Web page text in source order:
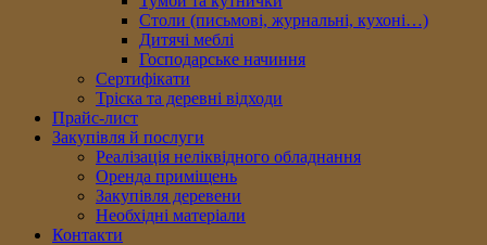
Столи (письмові, журнальні, кухоні…)
Дитячі меблі
Господарське начиння
Сертифікати
Тріска та деревні відходи
Прайс-лист
Закупівля й послуги
Реалізація неліквідного обладнання
Оренда приміщень
Закупівля деревени
Необхідні матеріали
Контакти